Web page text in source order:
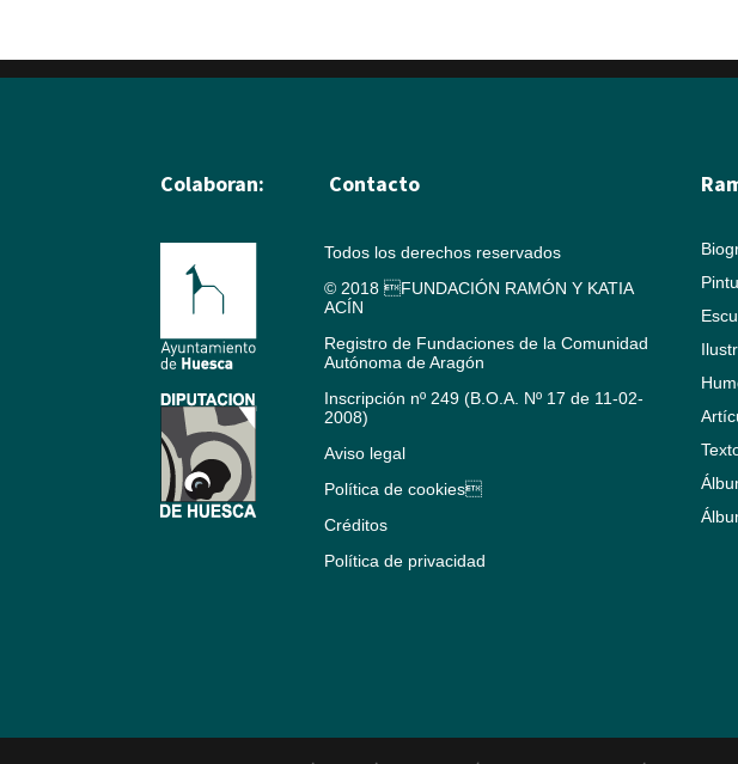
Colaboran: Contacto
Todos los derechos reservados
© 2018 FUNDACIÓN RAMÓN Y KATIA
ACÍN
Registro de Fundaciones de la Comunidad
Autónoma de Aragón
Inscripción nº 249 (B.O.A. Nº 17 de 11-02-
2008)
Aviso legal
Política de cookies
Créditos
Política de privacidad